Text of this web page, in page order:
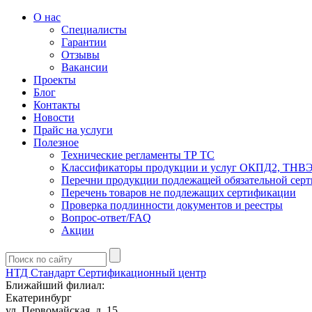
О нас
Специалисты
Гарантии
Отзывы
Вакансии
Проекты
Блог
Контакты
Новости
Прайс на услуги
Полезное
Технические регламенты ТР ТС
Классификаторы продукции и услуг ОКПД2,
Перечни продукции подлежащей обязательной
Перечень товаров не подлежащих сертификации
Проверка подлинности документов и реестры
Вопрос-ответ/FAQ
Акции
НТД Стандарт Сертификационный центр
Ближайший филиал:
Екатеринбург